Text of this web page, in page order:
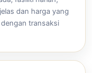
dan harga yang
transaksi